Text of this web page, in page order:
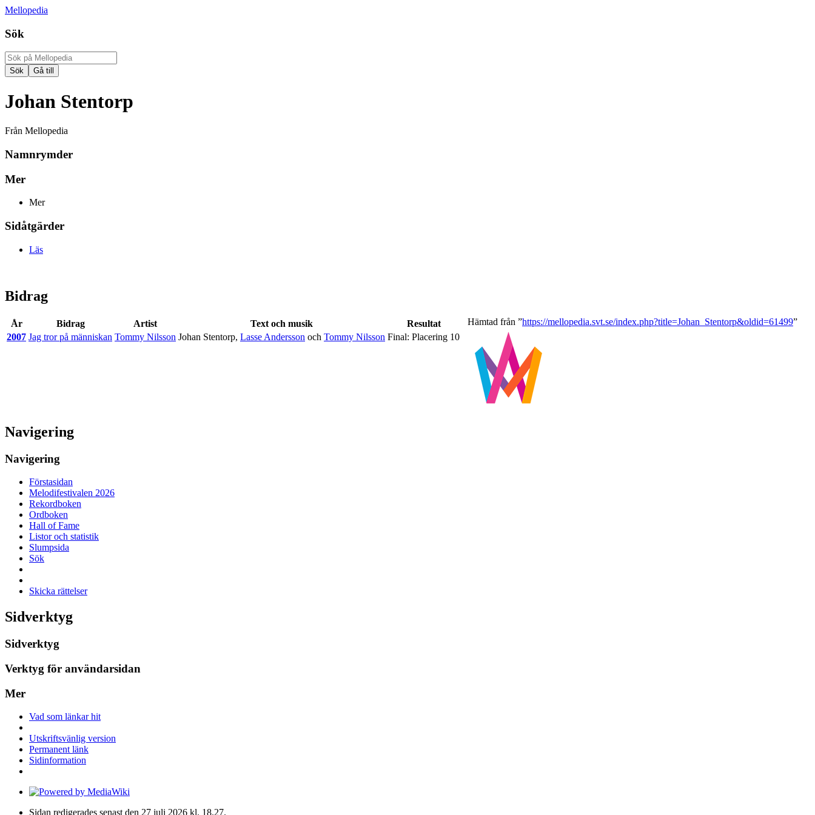
Mellopedia
Sök
Johan Stentorp
Från Mellopedia
Namnrymder
Mer
Mer
Sidåtgärder
Läs
Bidrag
År Bidrag Artist Text och musik
Resultat
2007 Jag tror på människan Tommy Nilsson Johan Stentorp, Lasse Andersson och Tommy Nilsson Final: Placering 10
Hämtad från ”https://mellopedia.svt.se/index.php?title=Johan_Stentorp&oldid=61499”
Navigering
Navigering
Förstasidan
Melodifestivalen 2026
Rekordboken
Ordboken
Hall of Fame
Listor och statistik
Slumpsida
Sök
Skicka rättelser
Sidverktyg
Sidverktyg
Verktyg för användarsidan
Mer
Vad som länkar hit
Utskriftsvänlig version
Permanent länk
Sidinformation
Sidan redigerades senast den 27 juli 2026 kl. 18.27.